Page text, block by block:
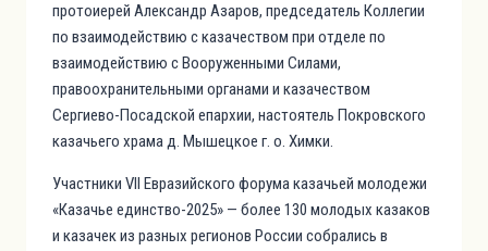
протоиерей Александр Азаров, председатель Коллегии
по взаимодействию с казачеством при отделе по
взаимодействию с Вооруженными Силами,
правоохранительными органами и казачеством
Сергиево-Посадской епархии, настоятель Покровского
казачьего храма д. Мышецкое г. о. Химки.
Участники VII Евразийского форума казачьей молодежи
«Казачье единство-2025» — более 130 молодых казаков
и казачек из разных регионов России собрались в